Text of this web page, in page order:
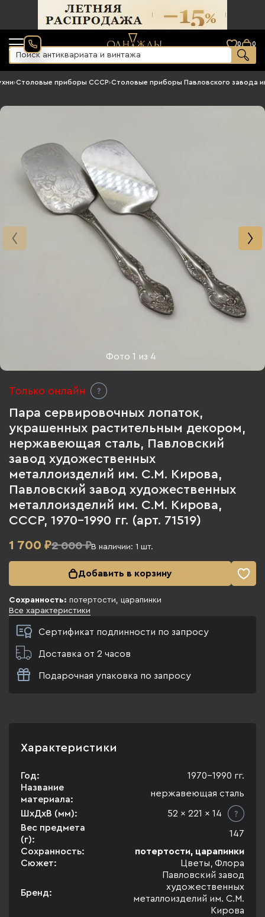
0 0
›Столовые приборы СССР›Столовые приборы Павловского завода
Фото1 из 4
Только онлайн
Пара сервировочных лопаток,
украшенных растительным декором,
нержавеющая сталь, Павловский
завод художественных
металлоизделий им. С.М. Кирова,
Павловский завод художественных
металлоизделий им. С.М. Кирова,
СССР, 1970-1990 гг. (арт. 71519)
1 700 ₽2 000 ₽В наличии: 1 шт.
Добавить в корзину
Сохранность: потертости, царапинки
Все характеристики
Сертификат подлинности по запросу
Доставка от 2 часов
Подарочная упаковка по запросу
Характеристики
Год:
1970-1990 гг.
Название
материала:
нержавеющая сталь
ШхДхВ (мм):
52 x 221 x 14
Вес предмета
(г):
147
Сохранность:
потертости, царапинки
Сюжет:
Цветы, Флора
Бренд:
Павловский завод
художественных
металлоизделий им. С.М.
Кирова